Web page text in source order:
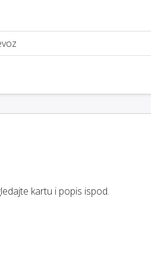
kartu i popis ispod.